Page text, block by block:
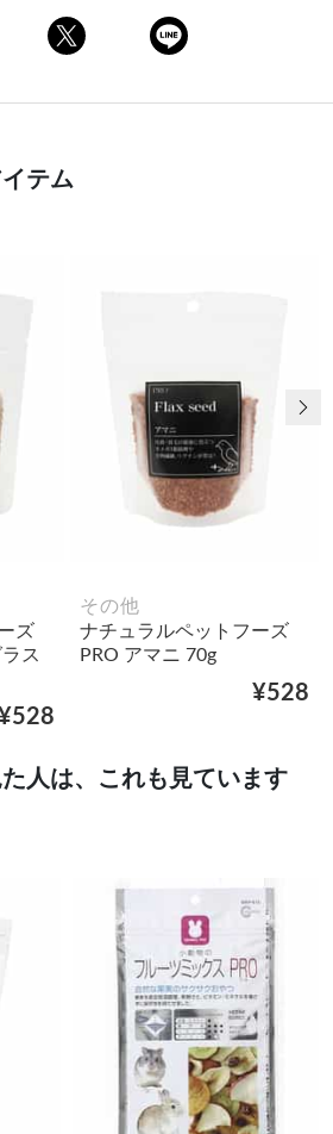
テム
ズ
ス
その他
ナチュラルペットフーズ
PRO アマニ 70g
¥528
次
人は、これも見ています